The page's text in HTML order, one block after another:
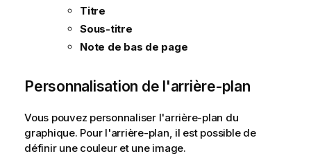
Titre
Sous-titre
Note de bas de page
Personnalisation de l'arrière-plan
Vous pouvez personnaliser l'arrière-plan du
graphique. Pour l'arrière-plan, il est possible de
définir une couleur et une image.